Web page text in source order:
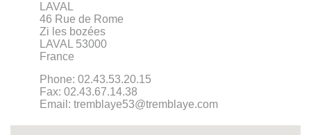
LAVAL
46 Rue de Rome
Zi les bozées
LAVAL 53000
France
Phone: 02.43.53.20.15
Fax: 02.43.67.14.38
Email: tremblaye53@tremblaye.com